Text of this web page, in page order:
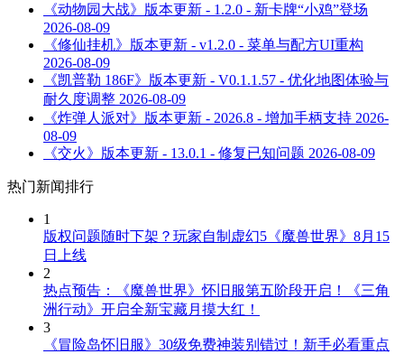
《动物园大战》版本更新 - 1.2.0 - 新卡牌“小鸡”登场
2026-08-09
《修仙挂机》版本更新 - v1.2.0 - 菜单与配方UI重构
2026-08-09
《凯普勒 186F》版本更新 - V0.1.1.57 - 优化地图体验与
耐久度调整 2026-08-09
《炸弹人派对》版本更新 - 2026.8 - 增加手柄支持 2026-
08-09
《交火》版本更新 - 13.0.1 - 修复已知问题 2026-08-09
热门新闻排行
1
版权问题随时下架？玩家自制虚幻5《魔兽世界》8月15
日上线
2
热点预告：《魔兽世界》怀旧服第五阶段开启！《三角
洲行动》开启全新宝藏月摸大红！
3
《冒险岛怀旧服》30级免费神装别错过！新手必看重点